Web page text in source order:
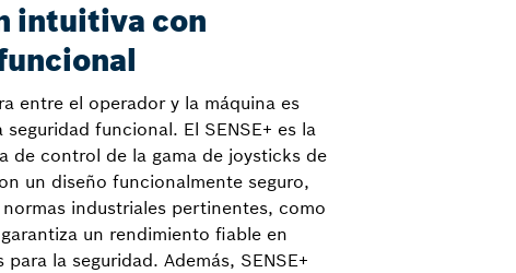
intuitiva con
entre el operador y la máquina es
funcional. El SENSE+ es la
de control de la gama de joysticks de
un diseño funcionalmente seguro,
industriales pertinentes, como
un rendimiento fiable en
la seguridad. Además, SENSE+